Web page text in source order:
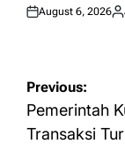
Posted
August 6, 2026
Post
navigation
Previous:
Pemerintah
Transaksi